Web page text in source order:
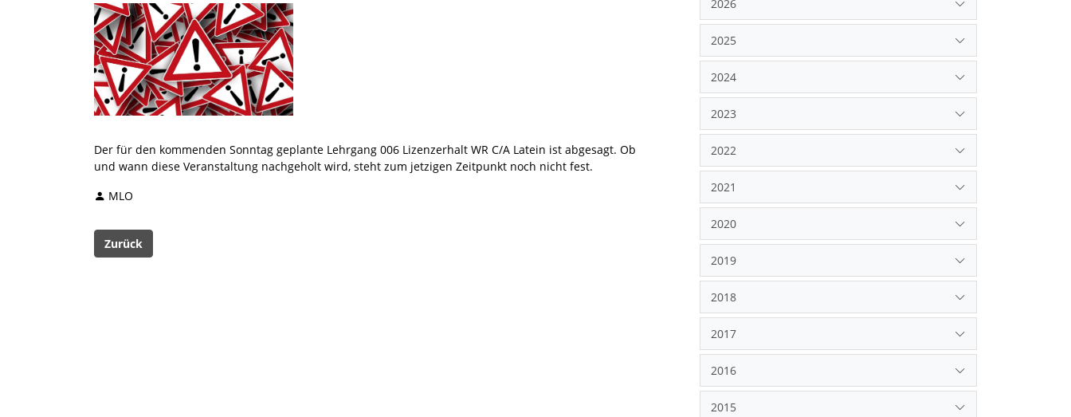
Der für den kommenden Sonntag geplante Lehrgang 006 Lizenzerhalt WR C/A Latein ist abgesagt. Ob
und wann diese Veranstaltung nachgeholt wird, steht zum jetzigen Zeitpunkt noch nicht fest.
MLO
Zurück
2026
2025
2024
2023
2022
2021
2020
2019
2018
2017
2016
2015